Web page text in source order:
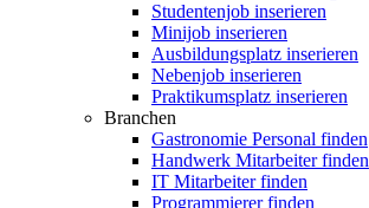
Studentenjob inserieren
Minijob inserieren
Ausbildungsplatz inserieren
Nebenjob inserieren
Praktikumsplatz inserieren
Branchen
Gastronomie Personal finden
Handwerk Mitarbeiter finden
IT Mitarbeiter finden
Programmierer finden